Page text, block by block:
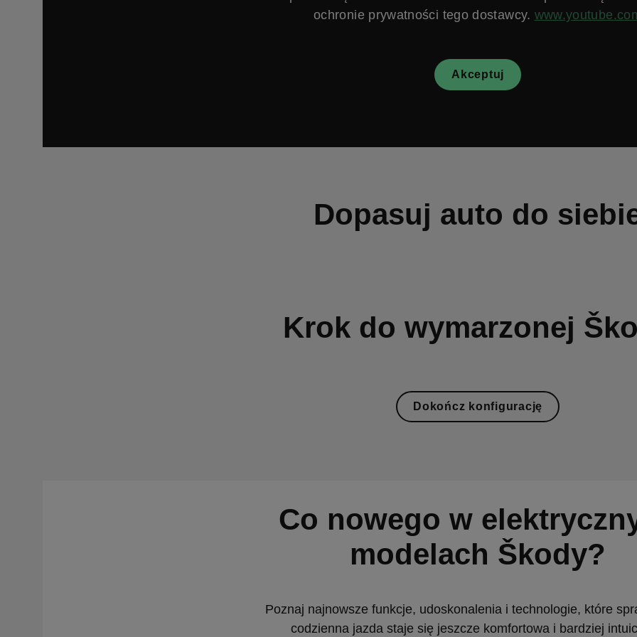
ochronie prywatności tego dostawcy.
Akceptuj
Dopasuj auto do
Krok do wymarzonej
Dokończ konfigurację
Co nowego w
modelach Škody?
Poznaj najnowsze funkcje, udoskonalenia i technologie, które
codzienna jazda staje się jeszcze komfortowa i bardziej